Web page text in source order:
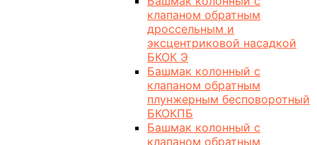
клапаном обратным
дроссельным и
эксцентриковой насадкой
БКОК Э
Башмак колонный с
клапаном обратным
плунжерным бесповоротный
БКОКПБ
Башмак колонный с
клапаном обратным